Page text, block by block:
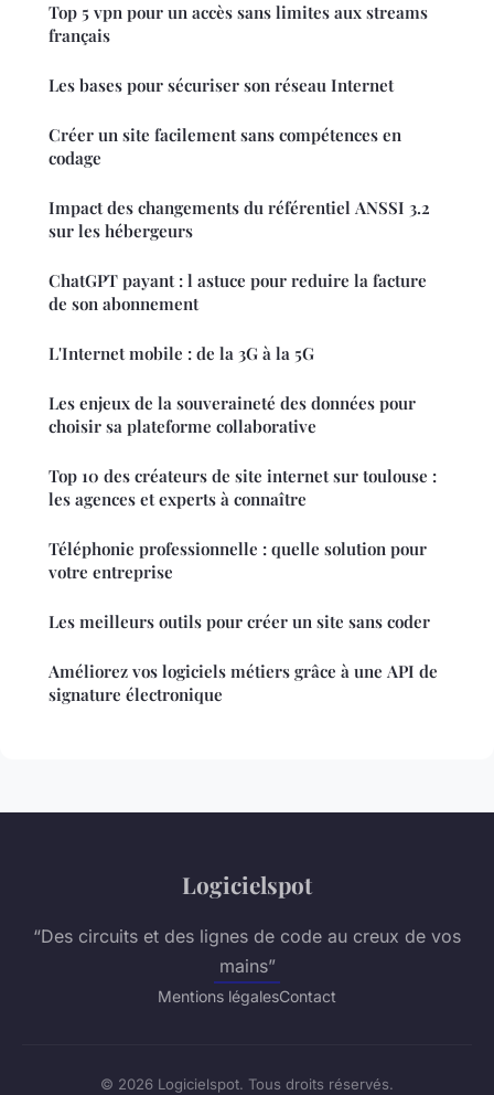
Top 5 vpn pour un accès sans limites aux streams
français
Les bases pour sécuriser son réseau Internet
Créer un site facilement sans compétences en
codage
Impact des changements du référentiel ANSSI 3.2
sur les hébergeurs
ChatGPT payant : l astuce pour reduire la facture
de son abonnement
L'Internet mobile : de la 3G à la 5G
Les enjeux de la souveraineté des données pour
choisir sa plateforme collaborative
Top 10 des créateurs de site internet sur toulouse :
les agences et experts à connaître
Téléphonie professionnelle : quelle solution pour
votre entreprise
Les meilleurs outils pour créer un site sans coder
Améliorez vos logiciels métiers grâce à une API de
signature électronique
Logicielspot
“Des circuits et des lignes de code au creux de vos
mains”
Mentions légalesContact
© 2026 Logicielspot. Tous droits réservés.